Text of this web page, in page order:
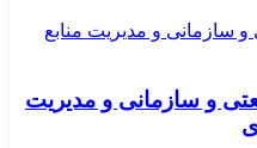
و سازمانی و مدیریت